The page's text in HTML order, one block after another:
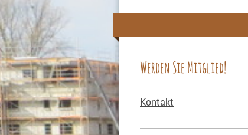
Werden Sie Mitglied!
Kontakt